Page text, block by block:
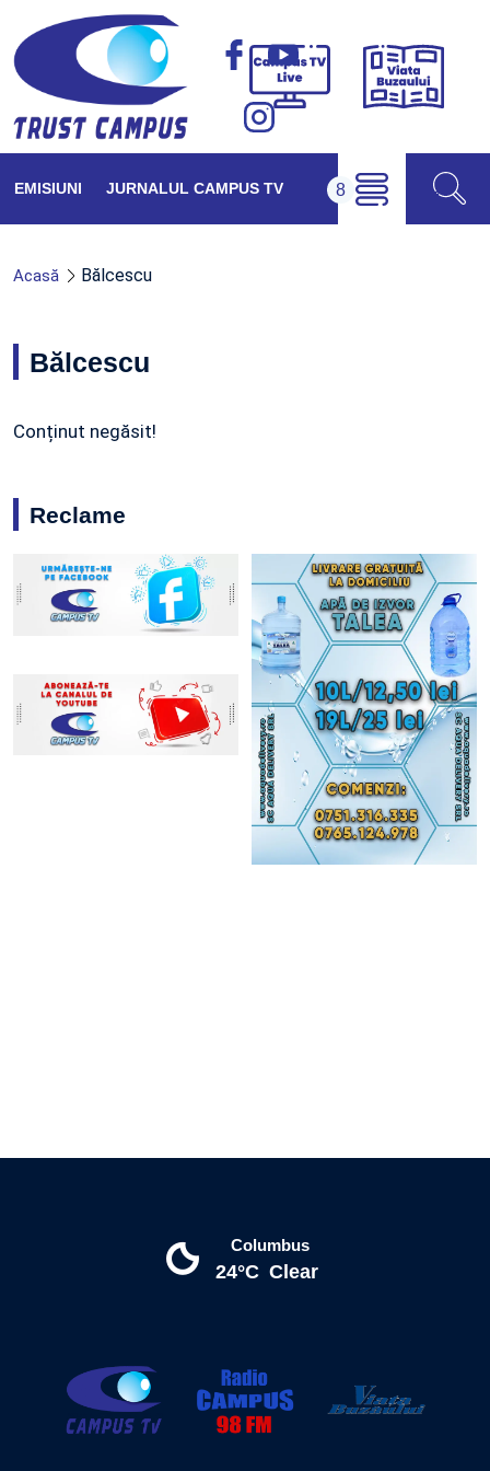
Campus
Viața
EMISIUNI JURNALUL CAMPUS TV
Acasă Bălcescu
Bălcescu
Conținut negăsit!
Reclame
Columbus
24°C Clear